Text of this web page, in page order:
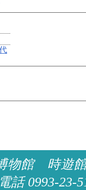
物館 時遊
話 0993-23-